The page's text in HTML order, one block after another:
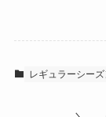
レギュラーシーズ